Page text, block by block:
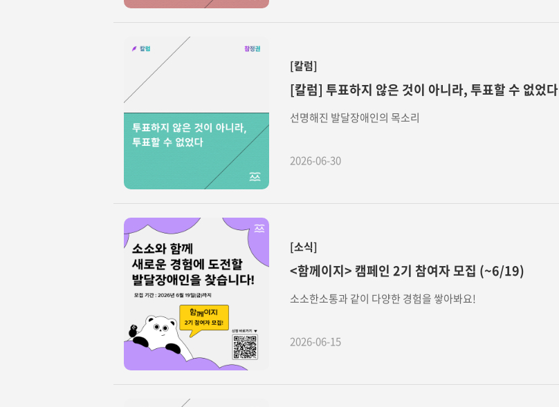
[칼럼]
[칼럼] 투표하지 않은 것이 아니라, 투표할 수 없었다
선명해진 발달장애인의 목소리
2026-06-30
[소식]
<함께이지> 캠페인 2기 참여자 모집 (~6/19)
소소한소통과 같이 다양한 경험을 쌓아봐요!
2026-06-15